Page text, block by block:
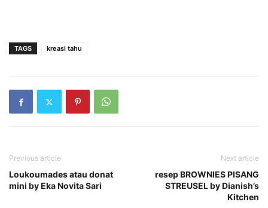
TAGS kreasi tahu
Previous article
Loukoumades atau donat
mini by Eka Novita Sari
Next article
resep BROWNIES PISANG
STREUSEL by Dianish’s
Kitchen